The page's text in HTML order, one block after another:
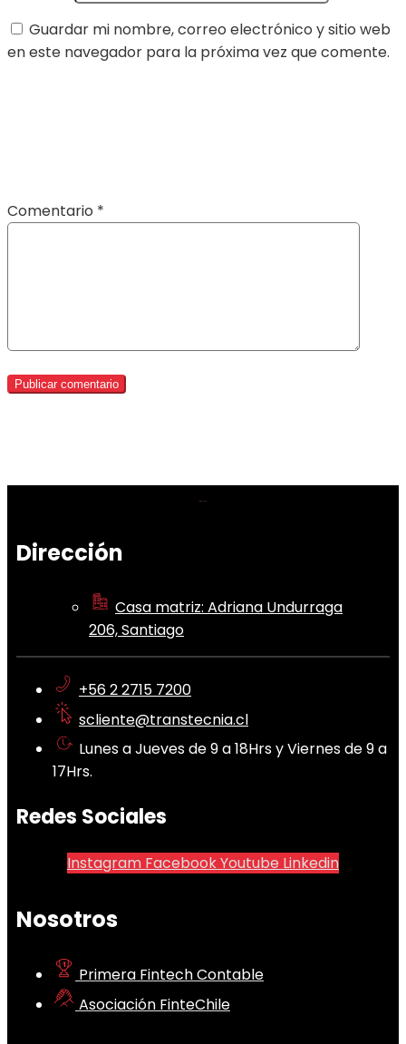
Guardar mi nombre, correo electrónico y sitio web
en este navegador para la próxima vez que comente.
Comentario *
Dirección
Casa matriz: Adriana Undurraga
206, Santiago
+56 2 2715 7200
scliente@transtecnia.cl
Lunes a Jueves de 9 a 18Hrs y Viernes de 9 a
17Hrs.
Redes Sociales
Instagram FacebookYoutube Linkedin
Nosotros
Primera Fintech Contable
Asociación FinteChile